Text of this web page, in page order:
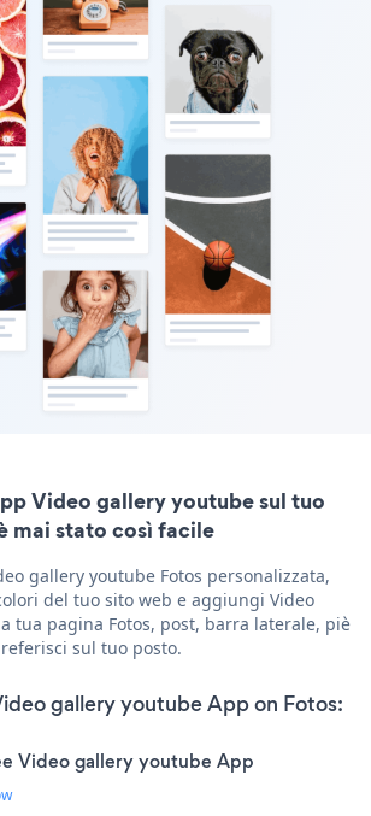
Video gallery youtube sul tuo
mai stato così facile
gallery youtube Fotos personalizzata,
del tuo sito web e aggiungi Video
tua pagina Fotos, post, barra laterale, piè
sul tuo posto.
gallery youtube App on Fotos:
Video gallery youtube App